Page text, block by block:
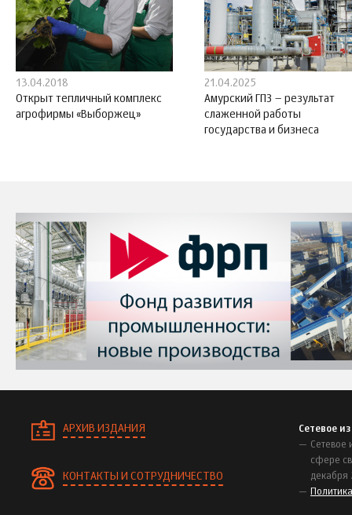
13.04.2018
Открыт тепличный комплекс
агрофирмы «Выборжец»
21.04.2025
Амурский ГПЗ – результат
слаженной работы
государства и бизнеса
АРХИВ ИЗДАНИЯ
КОНТАКТЫ И СОТРУДНИЧЕСТВО
Сетевое
Сетевое
сфере
декабря